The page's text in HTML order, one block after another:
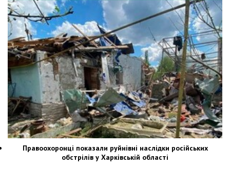
Правоохоронці показали руйнівні наслідки російських
обстрілів у Харківській області